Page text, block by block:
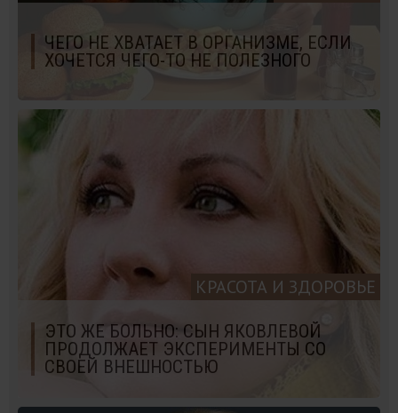
ЧЕГО НЕ ХВАТАЕТ В ОРГАНИЗМЕ, ЕСЛИ
ХОЧЕТСЯ ЧЕГО-ТО НЕ ПОЛЕЗНОГО
КРАСОТА И ЗДОРОВЬЕ
ЭТО ЖЕ БОЛЬНО: СЫН ЯКОВЛЕВОЙ
ПРОДОЛЖАЕТ ЭКСПЕРИМЕНТЫ СО
СВОЕЙ ВНЕШНОСТЬЮ